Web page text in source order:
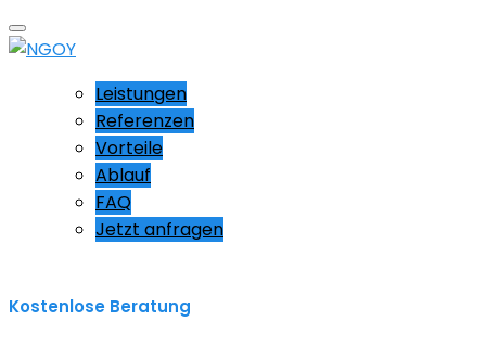
Leistungen
Referenzen
Vorteile
Ablauf
FAQ
Jetzt anfragen
Kostenlose Beratung